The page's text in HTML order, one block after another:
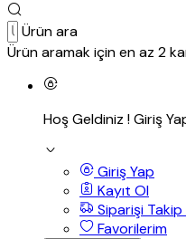
Ürün ara
Ürün aramak için en az 2
Hoş Geldiniz !Giriş
Giriş Yap
Kayıt Ol
Siparişi Takip
Favorilerim